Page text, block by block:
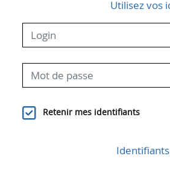
Utilisez vos
Retenir mes identifiants